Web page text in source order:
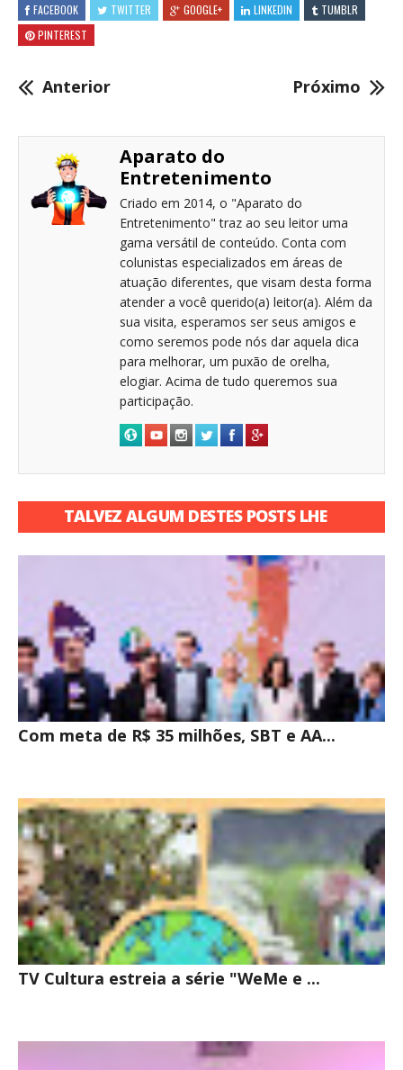
FACEBOOK TWITTER GOOGLE+ LINKEDIN
TUMBLR
PINTEREST
Anterior Próximo
Aparato do
Entretenimento
Criado em 2014, o "Aparato do
Entretenimento" traz ao seu leitor uma
gama versátil de conteúdo. Conta com
colunistas especializados em áreas de
atuação diferentes, que visam desta forma
atender a você querido(a) leitor(a). Além da
sua visita, esperamos ser seus amigos e
como seremos pode nós dar aquela dica
para melhorar, um puxão de orelha,
elogiar. Acima de tudo queremos sua
participação.
TALVEZ ALGUM DESTES POSTS LHE
Com meta de R$ 35 milhões, SBT e AA...
TV Cultura estreia a série "WeMe e ...